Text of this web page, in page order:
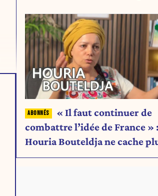
« Il faut continuer de
combattre l’idée de France » :
Houria Bouteldja ne cache
rien de son projet